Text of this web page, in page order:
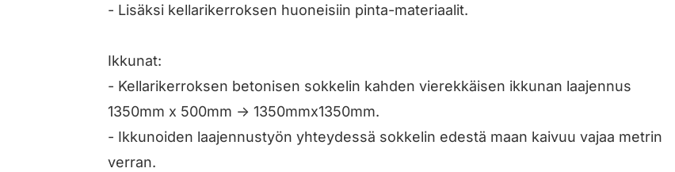
- Lisäksi kellarikerroksen huoneisiin pinta-materiaalit.
Ikkunat:
- Kellarikerroksen betonisen sokkelin kahden vierekkäisen ikkunan laajennus
1350mm x 500mm -> 1350mmx1350mm.
- Ikkunoiden laajennustyön yhteydessä sokkelin edestä maan kaivuu vajaa metrin
verran.